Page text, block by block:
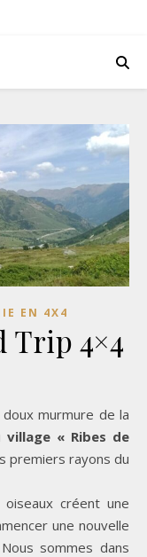
EN 4X4
Trip 4×4
village « Ribes de
premiers rayons du
créent une
une nouvelle
sommes dans